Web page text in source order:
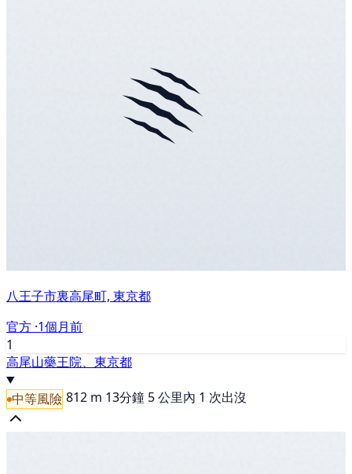
八王子市裏高尾町, 東京都
官方 ·1個月前
1
高尾山藥王院、東京都
中等風險 812 m 13分鐘 5 公里內 1 次出沒